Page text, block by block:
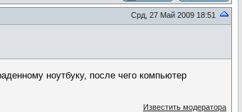
Срд, 27 Май 2009 18:51
ноутбуку, после чего компьютер
Известить модератора